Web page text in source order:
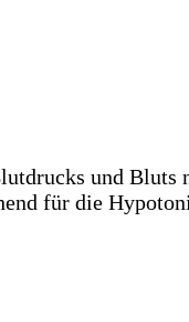
und
für die